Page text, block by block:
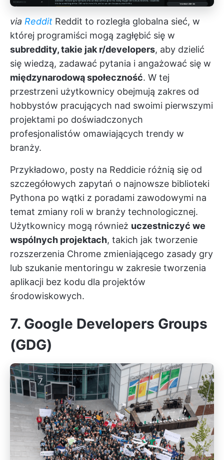
via Reddit Reddit to rozległa globalna sieć, w
której programiści mogą zagłębić się w
subreddity, takie jak r/developers, aby dzielić
się wiedzą, zadawać pytania i angażować się w
międzynarodową społeczność. W tej
przestrzeni użytkownicy obejmują zakres od
hobbystów pracujących nad swoimi pierwszymi
projektami po doświadczonych
profesjonalistów omawiających trendy w
branży.
Przykładowo, posty na Reddicie różnią się od
szczegółowych zapytań o najnowsze biblioteki
Pythona po wątki z poradami zawodowymi na
temat zmiany roli w branży technologicznej.
Użytkownicy mogą również uczestniczyć we
wspólnych projektach, takich jak tworzenie
rozszerzenia Chrome zmieniającego zasady gry
lub szukanie mentoringu w zakresie tworzenia
aplikacji bez kodu dla projektów
środowiskowych.
7. Google Developers Groups
(GDG)